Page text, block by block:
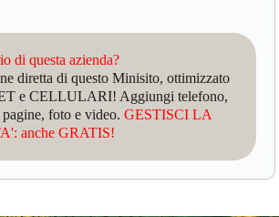
di questa azienda?
diretta di questo Minisito, ottimizzato
e CELLULARI! Aggiungi telefono,
foto e video.GESTISCI LA
anche GRATIS!